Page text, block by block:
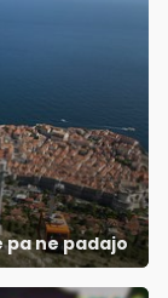
pa ne padajo